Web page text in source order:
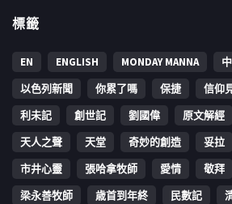
標籤
EN ENGLISH MONDAY MANNA
以色列新聞
你累了嗎 保捷 信仰
利未記
創世記 劉國偉 原文解經
天人之聲
天堂 奇妙的創造 妥拉
市井心靈
張哈拿牧師 愛情 敬拜
梁永善牧師
歳首到年終 民數記